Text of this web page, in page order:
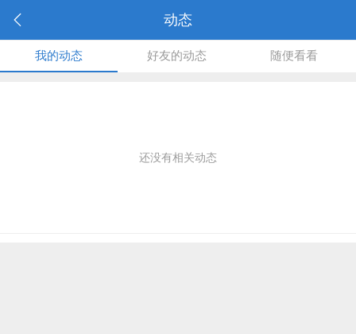
动态
我的动态 好友的动态 随便看看
还没有相关动态